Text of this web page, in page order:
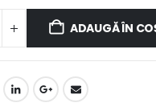
ADAUGĂ ÎN